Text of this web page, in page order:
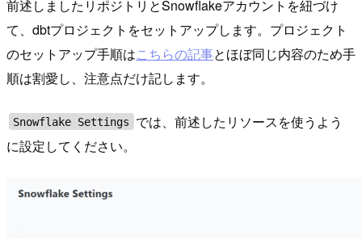
前述しましたリポジトリとSnowflakeアカウントを紐づけ
て、dbtプロジェクトをセットアップします。プロジェクト
のセットアップ手順はこちらの記事とほぼ同じ内容のため手
順は割愛し、注意点だけ記します。
Snowflake Settings
では、前述したリソースを使うよう
に設定してください。